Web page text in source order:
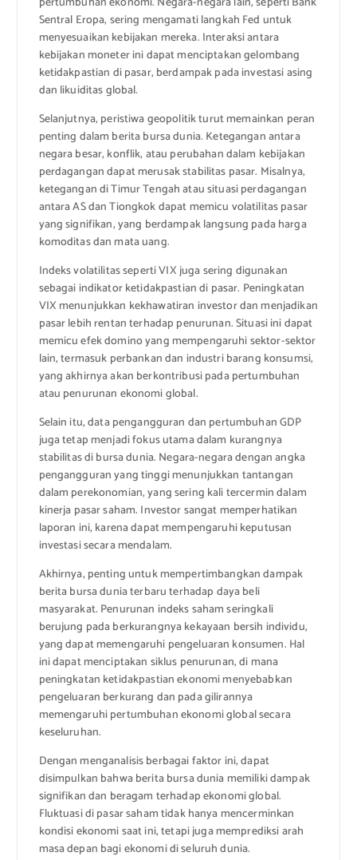
Sentral Eropa, sering mengamati langkah Fed untuk
menyesuaikan kebijakan mereka. Interaksi antara
kebijakan moneter ini dapat menciptakan gelombang
ketidakpastian di pasar, berdampak pada investasi asing
dan likuiditas global.
Selanjutnya, peristiwa geopolitik turut memainkan peran
penting dalam berita bursa dunia. Ketegangan antara
negara besar, konflik, atau perubahan dalam kebijakan
perdagangan dapat merusak stabilitas pasar. Misalnya,
ketegangan di Timur Tengah atau situasi perdagangan
antara AS dan Tiongkok dapat memicu volatilitas pasar
yang signifikan, yang berdampak langsung pada harga
komoditas dan mata uang.
Indeks volatilitas seperti VIX juga sering digunakan
sebagai indikator ketidakpastian di pasar. Peningkatan
VIX menunjukkan kekhawatiran investor dan menjadikan
pasar lebih rentan terhadap penurunan. Situasi ini dapat
memicu efek domino yang mempengaruhi sektor-sektor
lain, termasuk perbankan dan industri barang konsumsi,
yang akhirnya akan berkontribusi pada pertumbuhan
atau penurunan ekonomi global.
Selain itu, data pengangguran dan pertumbuhan GDP
juga tetap menjadi fokus utama dalam kurangnya
stabilitas di bursa dunia. Negara-negara dengan angka
pengangguran yang tinggi menunjukkan tantangan
dalam perekonomian, yang sering kali tercermin dalam
kinerja pasar saham. Investor sangat memperhatikan
laporan ini, karena dapat mempengaruhi keputusan
investasi secara mendalam.
Akhirnya, penting untuk mempertimbangkan dampak
berita bursa dunia terbaru terhadap daya beli
masyarakat. Penurunan indeks saham seringkali
berujung pada berkurangnya kekayaan bersih individu,
yang dapat memengaruhi pengeluaran konsumen. Hal
ini dapat menciptakan siklus penurunan, di mana
peningkatan ketidakpastian ekonomi menyebabkan
pengeluaran berkurang dan pada gilirannya
memengaruhi pertumbuhan ekonomi global secara
keseluruhan.
Dengan menganalisis berbagai faktor ini, dapat
disimpulkan bahwa berita bursa dunia memiliki dampak
signifikan dan beragam terhadap ekonomi global.
Fluktuasi di pasar saham tidak hanya mencerminkan
kondisi ekonomi saat ini, tetapi juga memprediksi arah
masa depan bagi ekonomi di seluruh dunia.